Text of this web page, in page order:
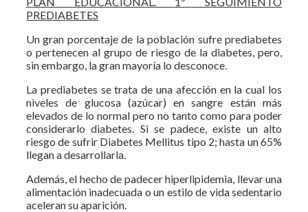
PREDIABETES
Un gran porcentaje de la población sufre prediabetes
o pertenecen al grupo de riesgo de la diabetes, pero,
sin embargo, la gran mayoría lo desconoce.
La prediabetes se trata de una afección en la cual los
niveles de glucosa (azúcar) en sangre están más
elevados de lo normal pero no tanto como para poder
considerarlo diabetes. Si se padece, existe un alto
riesgo de sufrir Diabetes Mellitus tipo 2; hasta un 65%
llegan a desarrollarla.
Además, el hecho de padecer hiperlipidemia, llevar una
alimentación inadecuada o un estilo de vida sedentario
aceleran su aparición.